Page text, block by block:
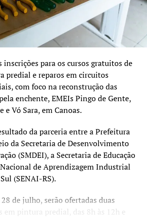
dentro do prazo previsto até 2027.
muito cuidado com
dos recursos.
é analisado
e validado
Científico,
que
financiando
consistentes e
a população”,
o impacto das chuvas
inscrições para os cursos gratuitos de
predial e reparos em circuitos
com foco na reconstrução das
enchente, EMEIs Pingo de Gente,
e Vó Sara, em Canoas.
da parceria entre a Prefeitura
da Secretaria de Desenvolvimento
(SMDEI), a Secretaria de Educação
Nacional de Aprendizagem Industrial
(SENAI-RS).
de julho, serão ofertadas duas
em pintura predial, das 8h às 12h e